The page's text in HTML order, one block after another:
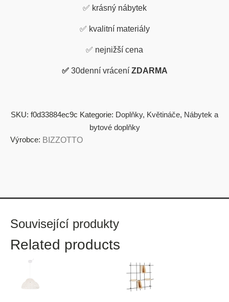
✅ krásný nábytek
✅ kvalitní materiály
✅ nejnižší cena
✅ 30denní vrácení ZDARMA
SKU: f0d33884ec9c Kategorie: Doplňky, Květináče, Nábytek a
bytové doplňky
Výrobce: BIZZOTTO
Související produkty
Related products